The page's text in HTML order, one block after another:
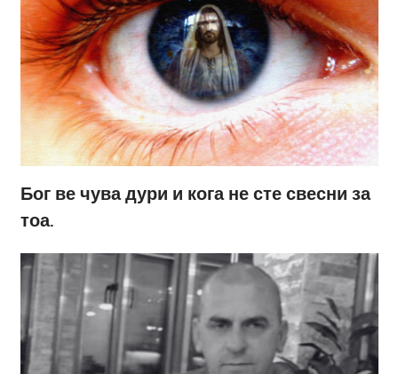
Бог ве чува дури и кога не сте свесни за
тоа.